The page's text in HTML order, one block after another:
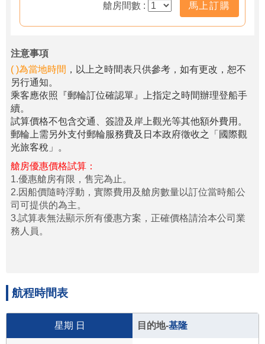
艙房間數 : 馬上訂購
注意事項
( )為當地時間 ，以上之時間表只供參考，如有更改，恕不
另行通知。
乘客應依照『郵輪訂位確認單』上指定之時間辦理登船手
續。
試算價格不包含交通、簽證及岸上觀光等其他額外費用。
郵輪上需另外支付郵輪服務費及日本政府徵收之「國際觀
光旅客稅」。
艙房優惠價格試算：
1.優惠艙房有限，售完為止。
2.因船價隨時浮動，實際費用及艙房數量以訂位當時船公
司可提供的為主。
3.試算表無法顯示所有優惠方案，正確價格請洽本公司業
務人員。
航程時間表
日 基隆